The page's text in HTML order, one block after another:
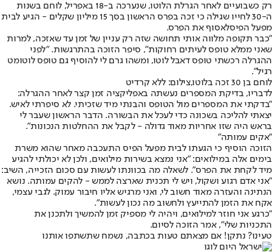
רק כשבועיים לאחר הגרלת הלוטו, שנערכה ב-18 באפריל, לוחם בשנות
ה-30 לחייו שגילה כי זכה בפרס הראשון בסך 15 מיליון שקלים - הגיע ל
בית
מפעל הפיסלאסוף את הפרס.
"כבר תקופה מלווה אותי תחושה שזה רק עניין של זמן עד שאזכה, למרות
שאני ממלא טופס לעיתים רחוקות", סיפר הזוכה בהתרגשות. "לפני
ההגרלה רכשתי טופס דאבל לוטו, ומשהו גרם לי להוסיף גם טופס לוטומט
רגיל".
לוחם בן 30 זכה בלוטו,צילום: ללא קרדיט
לדבריו, בדיקת המספרים נעשתה באפליקציה זמן קצר לאחר ההגרלה:
"בדקתי את המספרים מול הטופס והבנתי מיד שזכיתי. לא סיפרתי לאיש.
יצאתי להליכה בשכונה כדי לעכל את הבשורה. הדבר הראשון שעבר לי
בראש היה שזו אחריות מאוד גדולה - לקבל את ההחלטות הנכונות".
"אקים עמותה"
הזוכה הוסיף כי הגעתו לבית מפעל הפיס התעכבה מאחר שהוא משרת
בימים אלה במילואים: "אני נמצא בשירות מילואים, ולכן לא יכולתי להגיע
מיד לקחת את הפרס". לשאלה מה בכוונתו לעשות עם סכום הזכייה, השיב:
"אני אדם רגוע ושקול, ויש לי תכנית שארצה לממש - להקים עמותה. נושא
הנתינה והעזרה מאוד חשוב לי, ואני מרגיש אליו חיבור עמוק. לגבי עצמי,
אקח את הזמן להתייעץ ולחשוב מה נכון לעשות".
"כרגע אני חוזר למילואים, ויהיה לי מספיק זמן להמשיך ולתכנן את
התכניות שלי", אמר הזוכה לסיום.
טעינו? נתקן! אם מצאתם טעות בכתבה, נשמח שתשתפו אותנו